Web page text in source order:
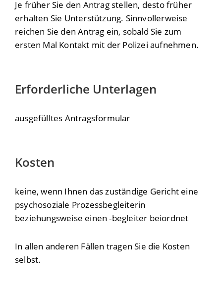
Je früher Sie den Antrag stellen, desto früher
erhalten Sie Unterstützung. Sinnvollerweise
reichen Sie den Antrag ein, sobald Sie zum
ersten Mal Kontakt mit der Polizei aufnehmen.
Erforderliche Unterlagen
ausgefülltes Antragsformular
Kosten
keine, wenn Ihnen das zuständige Gericht eine
psychosoziale Prozessbegleiterin
beziehungsweise einen -begleiter beiordnet
In allen anderen Fällen tragen Sie die Kosten
selbst.